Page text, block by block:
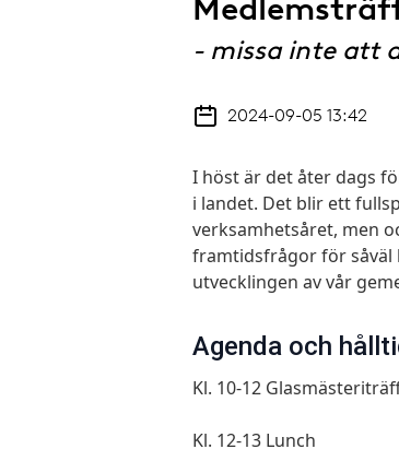
- missa inte att
2024-09-05 13:42
I höst är det åter dags
i landet. Det blir ett
verksamhetsåret, men
framtidsfrågor för såväl
utvecklingen av vår
Agenda och
Kl. 10-12
Kl. 12-13 Lunch